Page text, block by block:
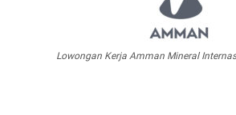
Lowongan Kerja Amman Mineral